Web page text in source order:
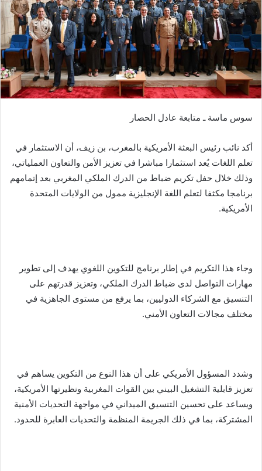
سوس ماسة ـ متابعة عادل الحصار
أكد نائب رئيس البعثة الأمريكية بالمغرب، بن زيف، أن الاستثمار في
تعلم اللغات يُعد استثمارا مباشرا في تعزيز الأمن والتعاون العملياتي،
وذلك خلال حفل تكريم ضباط من الدرك الملكي المغربي بعد إتمامهم
برنامجا مكثفا لتعلم اللغة الإنجليزية ممول من الولايات المتحدة
الأمريكية.
وجاء هذا التكريم في إطار برنامج للتكوين اللغوي يهدف إلى تطوير
مهارات التواصل لدى ضباط الدرك الملكي، وتعزيز قدرتهم على
التنسيق مع الشركاء الدوليين، بما يرفع من مستوى الجاهزية في
مختلف مجالات التعاون الأمني.
وشدد المسؤول الأمريكي على أن هذا النوع من التكوين يساهم في
تعزيز قابلية التشغيل البيني بين القوات المغربية ونظيرتها الأمريكية،
ويساعد على تحسين التنسيق الميداني في مواجهة التحديات الأمنية
المشتركة، بما في ذلك الجريمة المنظمة والتحديات العابرة للحدود.